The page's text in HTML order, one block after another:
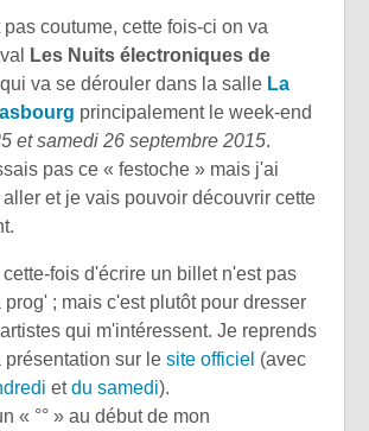
coutume, cette fois-ci on va
Les Nuits électroniques de
qui va se dérouler dans la salle La
principalement le week-end
et samedi 26 septembre 2015.
pas ce « festoche » mais j'ai
aller et je vais pouvoir découvrir cette
cette-fois d'écrire un billet n'est pas
; mais c'est plutôt pour dresser
qui m'intéressent. Je reprends
présentation sur le site officiel (avec
etdu samedi).
« °° » au début de mon